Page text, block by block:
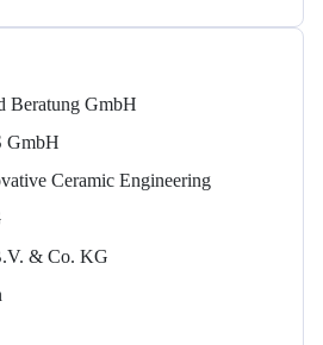
Beratung GmbH
Ceramic Engineering
& Co. KG